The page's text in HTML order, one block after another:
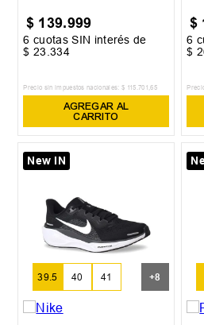
$ 139.999
6 cuotas SIN interés de
$ 23.334
Precio sin impuestos nacionales: $ 115 .701 ,65
AGREGAR AL
CARRITO
$
6
$
New IN
39.5 40 41 +8